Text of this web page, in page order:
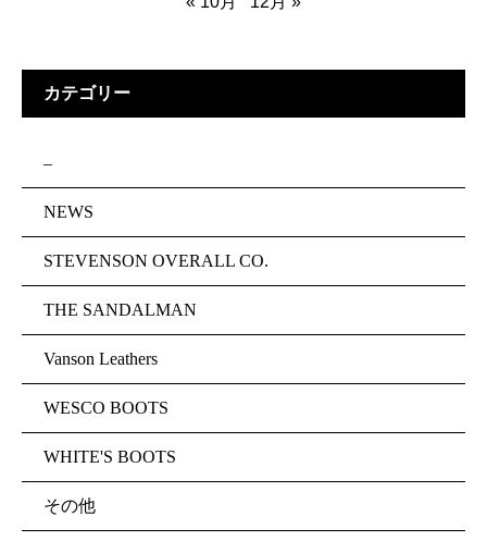
カテゴリー
–
NEWS
STEVENSON OVERALL CO.
THE SANDALMAN
Vanson Leathers
WESCO BOOTS
WHITE'S BOOTS
その他